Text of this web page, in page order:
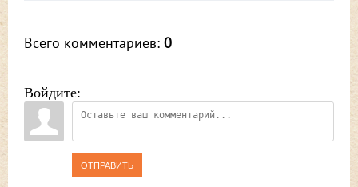
Всего комментариев: 0
Войдите:
ОТПРАВИТЬ